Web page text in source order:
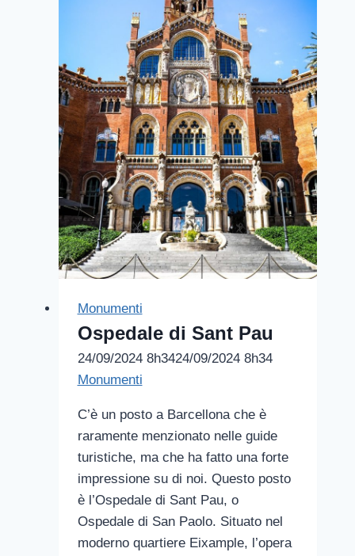
Monumenti
Ospedale di Sant Pau
24/09/2024 8h3424/09/2024 8h34
Monumenti
C’è un posto a Barcellona che è
raramente menzionato nelle guide
turistiche, ma che ha fatto una forte
impressione su di noi. Questo posto
è l’Ospedale di Sant Pau, o
Ospedale di San Paolo. Situato nel
moderno quartiere Eixample, l’opera